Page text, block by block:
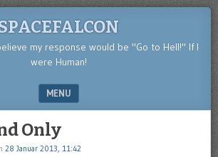
my response would be "Go to Hell!" If I
were Human!
MENU
Only
28 Januar 2013, 11:42